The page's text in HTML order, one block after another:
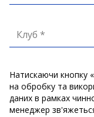
Клуб *
Натискаючи кнопку
на обробку та
даних в рамках
менеджер